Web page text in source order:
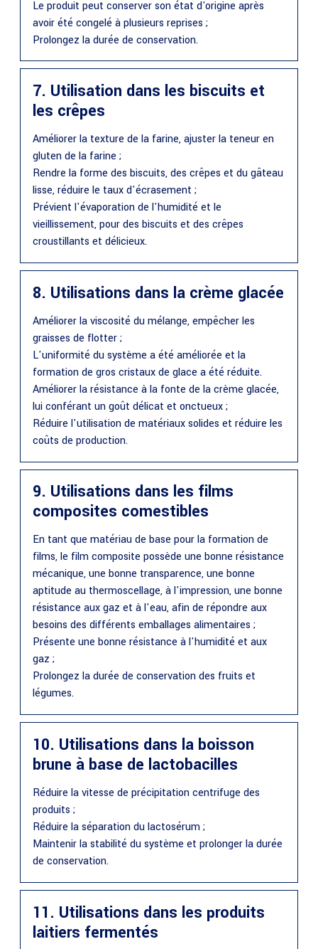
Le produit peut conserver son état d'origine après
avoir été congelé à plusieurs reprises ;
Prolongez la durée de conservation.
7. Utilisation dans les biscuits et
les crêpes
Améliorer la texture de la farine, ajuster la teneur en
gluten de la farine ;
Rendre la forme des biscuits, des crêpes et du gâteau
lisse, réduire le taux d'écrasement ;
Prévient l'évaporation de l'humidité et le
vieillissement, pour des biscuits et des crêpes
croustillants et délicieux.
8. Utilisations dans la crème glacée
Améliorer la viscosité du mélange, empêcher les
graisses de flotter ;
L'uniformité du système a été améliorée et la
formation de gros cristaux de glace a été réduite.
Améliorer la résistance à la fonte de la crème glacée,
lui conférant un goût délicat et onctueux ;
Réduire l'utilisation de matériaux solides et réduire les
coûts de production.
9. Utilisations dans les films
composites comestibles
En tant que matériau de base pour la formation de
films, le film composite possède une bonne résistance
mécanique, une bonne transparence, une bonne
aptitude au thermoscellage, à l'impression, une bonne
résistance aux gaz et à l'eau, afin de répondre aux
besoins des différents emballages alimentaires ;
Présente une bonne résistance à l'humidité et aux
gaz ;
Prolongez la durée de conservation des fruits et
légumes.
10. Utilisations dans la boisson
brune à base de lactobacilles
Réduire la vitesse de précipitation centrifuge des
produits ;
Réduire la séparation du lactosérum ;
Maintenir la stabilité du système et prolonger la durée
de conservation.
11. Utilisations dans les produits
laitiers fermentés